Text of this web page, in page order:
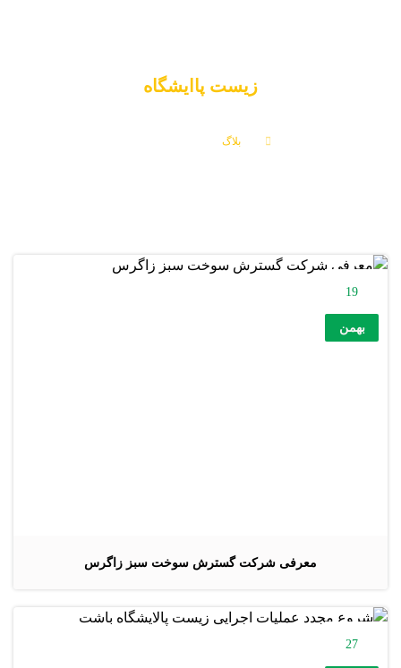
زیست پاایشگاه
بلاگ
معرفی شرکت گسترش سوخت سبز زاگرس
19
بهمن
27